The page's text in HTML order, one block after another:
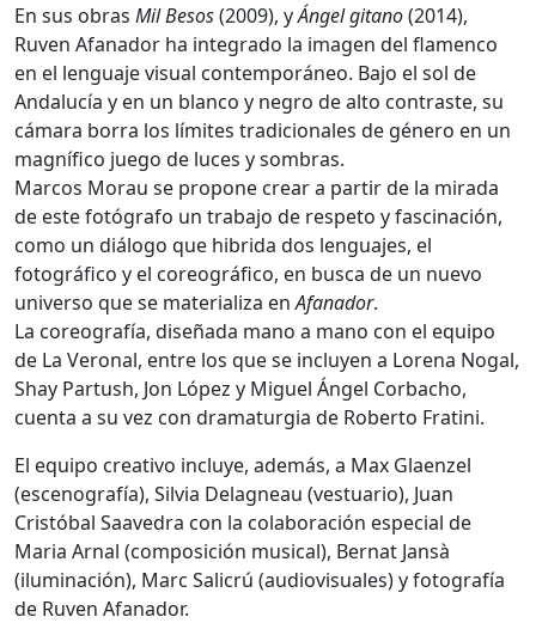
En sus obras Mil Besos(2009), yÁngel gitano(2014),
Ruven Afanador ha integrado la imagen del flamenco
en el lenguaje visual contemporáneo. Bajo el sol de
Andalucía y en un blanco y negro de alto contraste, su
cámara borra los límites tradicionales de género en un
magnífico juego de luces y sombras.
Marcos Morau se propone crear a partir de la mirada
de este fotógrafo un trabajo de respeto y fascinación,
como un diálogo que hibrida dos lenguajes, el
fotográfico y el coreográfico, en busca de un nuevo
universo que se materializa enAfanador.
La coreografía, diseñada mano a mano con el equipo
de La Veronal, entre los que se incluyen a Lorena Nogal,
Shay Partush, Jon López y Miguel Ángel Corbacho,
cuenta a su vez con dramaturgia de Roberto Fratini.
El equipo creativo incluye, además, a Max Glaenzel
(escenografía), Silvia Delagneau (vestuario), Juan
Cristóbal Saavedra con la colaboración especial de
Maria Arnal (composición musical), Bernat Jansà
(iluminación), Marc Salicrú (audiovisuales) y fotografía
de Ruven Afanador.